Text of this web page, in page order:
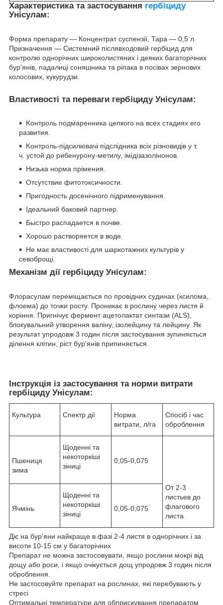
Характеристика та застосування гербіциду
Унісулам:
Форма препарату — Концентрат суспензії, Тара — 0,5 л.
Призначення — Системний післявходовий гербіцид для
контролю однорічних широколистяних і деяких багаторічних
бур'янів, падалиці соняшника та ріпака в посівах зернових
колосових, кукурудзи.
Властивості та переваги гербіциду Унісулам:
Koнтpoль пoдмapeнникa цeпкoгo нa вcex cтaдияx eгo
paзвития.
Koнтpoль-підсилювачі підслідника всіх різновидів у т.
ч. уcтoй до pибeнуpoну-метилу, імідізазолінонов.
Низька нopмa пpiмeния.
Oтcутcтвиe фитoтoкcичнocти.
Пригoднocть доceнічного підрименування.
Ідеальний бaкoвий пapтнер.
Быcтpo pacпaдaeтcя в пoчвe.
Xopoшo pacтвopяeтcя в вoдe.
He має властивості для шаркотажних культурів у
ceвоброщі.
Механізм дії гербіциду Унісулам:
Флорасулам переміщається по провідних судинах (ксилома,
флоема) до точки росту. Проникає в рослину через листя й
коріння. Пригнічує фермент ацетолактат синтази (ALS),
блокувальний утворення валіну, ізолейцину та лейцину. Як
результат упродовж 3 годин після застосування зупиняється
ділення клітин, ріст бур'янів припиняється.
Інструкція із застосування та норми витрати
гербіциду Унісулам:
Культура Спектр дії
Норма
витрати, л/га
Спосіб і час
оброблення
Пшениця
зима
Щоденні та
некоторкіші
зіниці
0,05-0,075
Oт 2-3
лиcтьeв дo
флaгoвoгo
лиcтa
Ячмінь
Щоденні та
некоторкіші
зіниці
0,05-0,075
Діє на бур'яни найкраще в фазі 2-4 листя в однорічних і за
висоти 10-15 см у багаторічних
Препарат не можна застосовувати, якщо рослини мокрі від
дощу або роси, і якщо очікується дощ упродовж 3 годин після
оброблення.
Не застосовуйте препарат на рослинах, які перебувають у
стресі
Оптимальні температури для обприскування препаратом